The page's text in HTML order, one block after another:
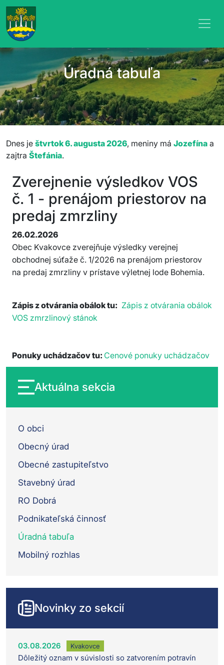
Úradná tabuľa
Dnes je štvrtok 6. augusta 2026, meniny má Jozefína a
zajtra Štefánia.
Aktuálna sekcia
O obci
Obecný úrad
Obecné zastupiteľstvo
Stavebný úrad
RO Dobrá
Podnikateľská činnosť
Úradná tabuľa
Mobilný rozhlas
Novinky zo sekcií
03.08.2026 Kvakovce
Dôležitý oznam v súvislosti so zatvorením potravín
Zverejnenie výsledkov VOS
č. 1 - prenájom priestorov na
predaj zmrzliny
26.02.2026
Obec Kvakovce zverejňuje výsledky verejnej
obchodnej súťaže č. 1/2026 na prenájom priestorov
na predaj zmrzliny v prístave výletnej lode Bohemia.
Zápis z otvárania obálok tu: Zápis z otvárania obálok
VOS zmrzlinový stánok
Ponuky uchádzačov tu: Cenové ponuky uchádzačov